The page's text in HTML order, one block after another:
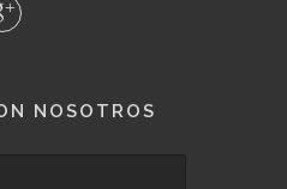
NOSOTROS